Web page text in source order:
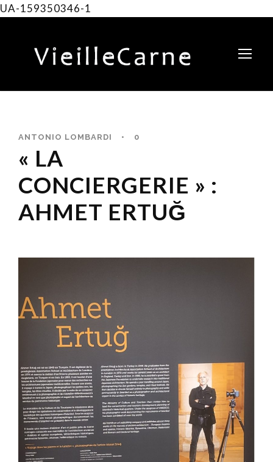
UA-159350346-1
ANTONIO LOMBARDI • 0
« LA
CONCIERGERIE » :
AHMET ERTUĞ